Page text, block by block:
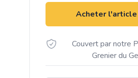
Acheter l'article
Couvert par notre
Grenier du